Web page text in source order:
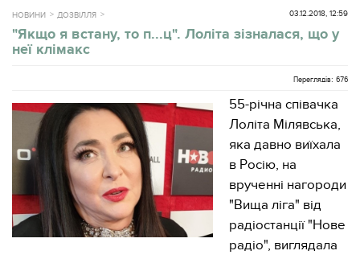
НОВИНИ ДОЗВІЛЛЯ 03.12.2018, 12:59
"Якщо я встану, то п...ц". Лоліта зізналася, що у
неї клімакс
Переглядів: 676
55-річна співачка
Лоліта Мілявська,
яка давно виїхала
в Росію, на
врученні нагороди
"Вища ліга" від
радіостанції "Нове
радіо", виглядала